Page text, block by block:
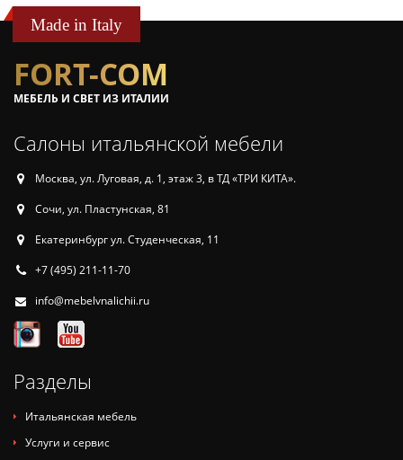
Made in Italy
FORT-COM
МЕБЕЛЬ И СВЕТ ИЗ ИТАЛИИ
Салоны итальянской мебели
Москва, ул. Луговая, д. 1, этаж 3, в ТД «ТРИ КИТА».
Сочи, ул. Пластунская, 81
Екатеринбург ул. Студенческая, 11
+7 (495) 211-11-70
info@mebelvnalichii.ru
Разделы
Итальянская мебель
Услуги и сервис